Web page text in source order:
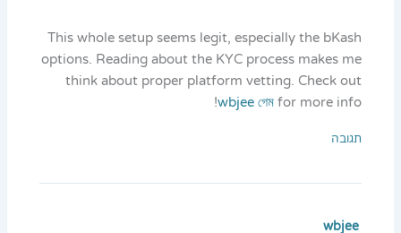
This whole setup seems legit, especially the bKash
options. Reading about the KYC process makes me
think about proper platform vetting. Check out
wbjee গেমfor more info!
תגובה
wbjee